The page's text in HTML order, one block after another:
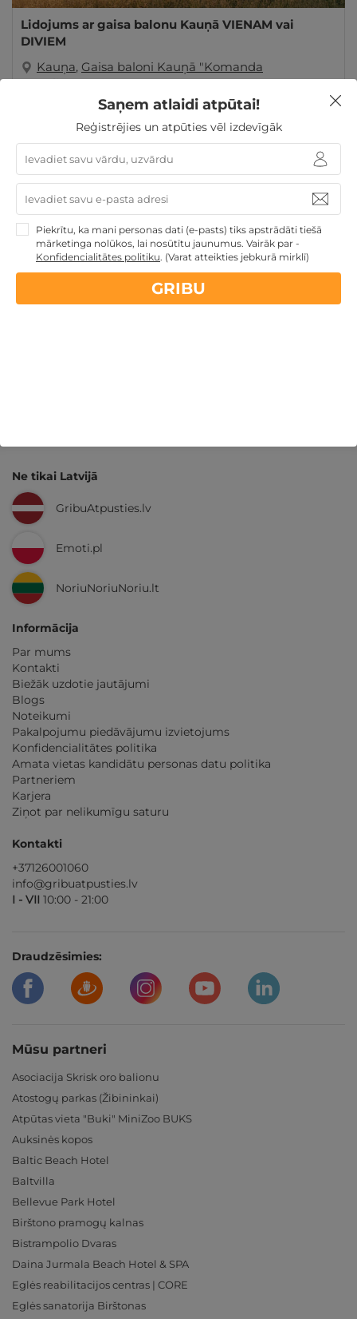
Lidojums ar gaisa balonu Kauņā VIENAM vai
DIVIEM
Kauņa, Gaisa baloni Kauņā "Komanda
Balionautojas"
Dāvanu idejas Jaunumi
Nekādasapkalpošanas un administrācijasmaksas
Ne tikai Latvijā
GribuAtpusties.lv
Emoti.pl
NoriuNoriuNoriu.lt
Informācija
Par mums
Kontakti
Biežāk uzdotie jautājumi
Blogs
Noteikumi
Pakalpojumu piedāvājumu izvietojums
Konfidencialitātes politika
Amata vietas kandidātu personas datu politika
Partneriem
Karjera
Ziņot par nelikumīgu saturu
Kontakti
+37126001060
info@gribuatpusties.lv
I - VII 10:00 - 21:00
Draudzēsimies:
Mūsu partneri
Asociacija Skrisk oro balionu
Atostogų parkas (Žibininkai)
Atpūtas vieta "Buki" MiniZoo BUKS
Auksinės kopos
Baltic Beach Hotel
Baltvilla
Bellevue Park Hotel
Birštono pramogų kalnas
Bistrampolio Dvaras
Daina Jurmala Beach Hotel & SPA
Eglės reabilitacijos centras | CORE
Eglės sanatorija Birštonas
Saņem atlaidi atpūtai!
Reģistrējies un atpūties vēl izdevīgāk
Piekrītu, ka mani personas dati (e-pasts) tiks apstrādāti tiešā
mārketinga nolūkos, lai nosūtītu jaunumus. Vairāk par -
Konfidencialitātes politiku. (Varat atteikties jebkurā mirklī)
GRIBU